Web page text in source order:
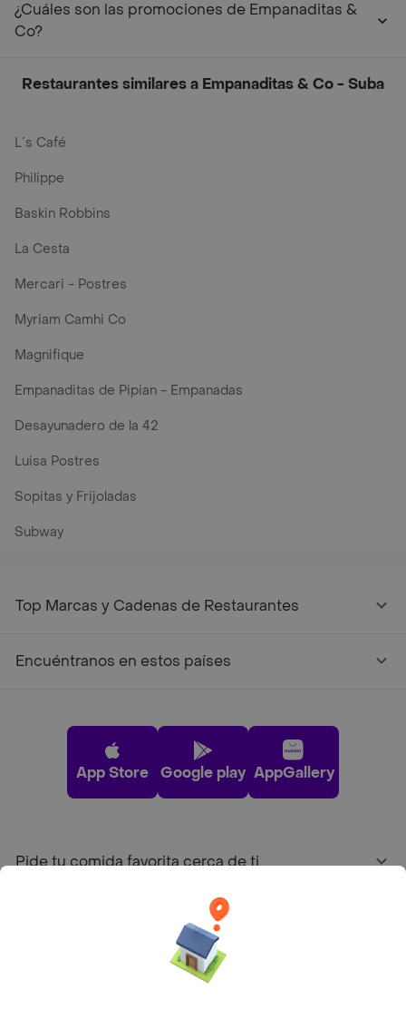
¿Cuáles son las promociones de Empanaditas &
Co?
Restaurantes similares a Empanaditas & Co - Suba
L´s Café
Philippe
Baskin Robbins
La Cesta
Mercari - Postres
Myriam Camhi Co
Magnifique
Empanaditas de Pipian - Empanadas
Desayunadero de la 42
Luisa Postres
Sopitas y Frijoladas
Subway
Top Marcas y Cadenas de Restaurantes
Encuéntranos en estos países
App Store Google play AppGallery
Pide tu comida favorita cerca de ti